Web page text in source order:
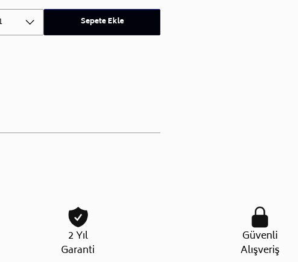
Sepete Ekle
2 Yıl
Garanti
Güvenli
Alışveriş